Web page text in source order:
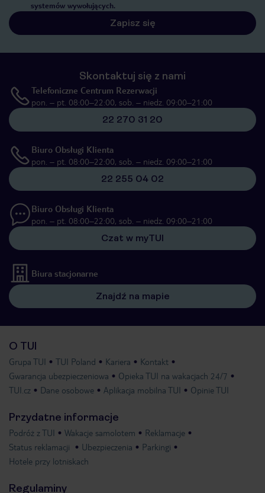
systemów wywołujących.
Zapisz się
Skontaktuj się z nami
Telefoniczne Centrum Rezerwacji
pon. – pt. 08:00–22:00, sob. – niedz. 09:00–21:00
22 270 31 20
Biuro Obsługi Klienta
pon. – pt. 08:00–22:00, sob. – niedz. 09:00–21:00
22 255 04 02
Biuro Obsługi Klienta
pon. – pt. 08:00–22:00, sob. – niedz. 09:00–21:00
Czat w myTUI
Biura stacjonarne
Znajdź na mapie
O TUI
Grupa TUI TUI Poland Kariera
Kontakt
Gwarancja ubezpieczeniowa
Opieka TUI na wakacjach 24/7
TUI.cz
Dane osobowe Aplikacja mobilna TUI Opinie TUI
Przydatne informacje
Podróż z TUI Wakacje samolotem
Reklamacje
Status reklamacji
Ubezpieczenia
Parkingi
Hotele przy lotniskach
Regulaminy